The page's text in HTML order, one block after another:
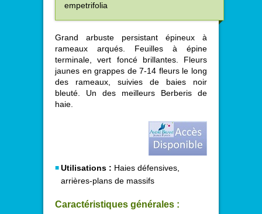
empetrifolia
Grand arbuste persistant épineux à
rameaux arqués. Feuilles à épine
terminale, vert foncé brillantes. Fleurs
jaunes en grappes de 7-14 fleurs le long
des rameaux, suivies de baies noir
bleuté. Un des meilleurs Berberis de
haie.
Utilisations : Haies défensives,
arrières-plans de massifs
Caractéristiques générales :